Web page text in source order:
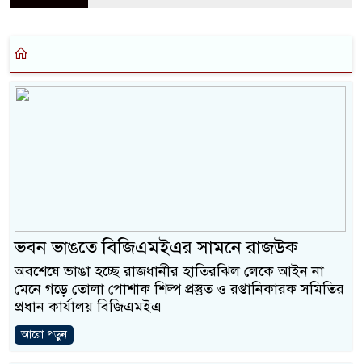
মিরপুর মডেল থানার
মাদক কারবারি গ্রেফতার
২৮ লাখ টাকার জাল নোটসহ
ভবন ভাঙতে বিজিএমইএর সামনে রাজউক
অবশেষে ভাঙা হচ্ছে রাজধানীর হাতিরঝিল লেকে আইন না
মেনে গড়ে তোলা পোশাক শিল্প প্রস্তুত ও রপ্তানিকারক সমিতির
প্রধান কার্যালয় বিজিএমইএ
আরো পড়ুন